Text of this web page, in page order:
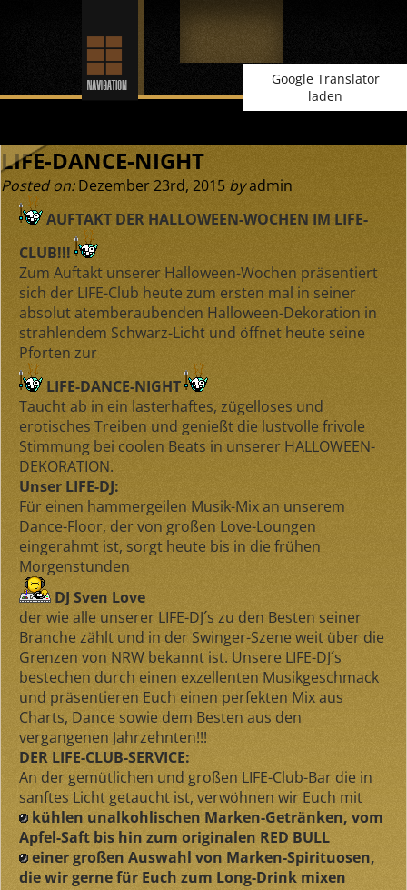
Google Translator
laden
LIFE-DANCE-NIGHT
Posted on:Dezember 23rd, 2015 byadmin
AUFTAKT DER HALLOWEEN-WOCHEN IM LIFE-
CLUB!!!
Zum Auftakt unserer Halloween-Wochen präsentiert
sich der LIFE-Club heute zum ersten mal in seiner
absolut atemberaubenden Halloween-Dekoration in
strahlendem Schwarz-Licht und öffnet heute seine
Pforten zur
LIFE-DANCE-NIGHT
Taucht ab in ein lasterhaftes, zügelloses und
erotisches Treiben und genießt die lustvolle frivole
Stimmung bei coolen Beats in unserer HALLOWEEN-
DEKORATION.
Unser LIFE-DJ:
Für einen hammergeilen Musik-Mix an unserem
Dance-Floor, der von großen Love-Loungen
eingerahmt ist, sorgt heute bis in die frühen
Morgenstunden
DJ Sven Love
der wie alle unserer LIFE-DJ´s zu den Besten seiner
Branche zählt und in der Swinger-Szene weit über die
Grenzen von NRW bekannt ist. Unsere LIFE-DJ´s
bestechen durch einen exzellenten Musikgeschmack
und präsentieren Euch einen perfekten Mix aus
Charts, Dance sowie dem Besten aus den
vergangenen Jahrzehnten!!!
DER LIFE-CLUB-SERVICE:
An der gemütlichen und großen LIFE-Club-Bar die in
sanftes Licht getaucht ist, verwöhnen wir Euch mit
kühlen unalkohlischen Marken-Getränken, vom
Apfel-Saft bis hin zum originalen RED BULL
einer großen Auswahl von Marken-Spirituosen,
die wir gerne für Euch zum Long-Drink mixen